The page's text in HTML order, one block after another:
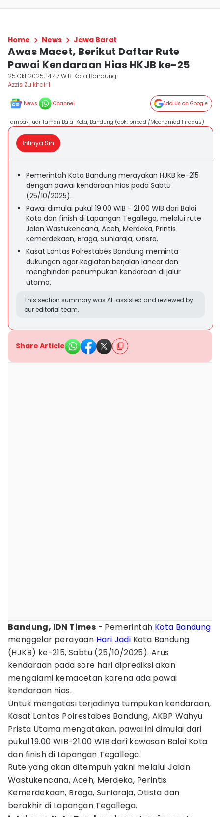
Home News Jawa Barat
Awas Macet, Berikut Daftar Rute
Pawai Kendaraan Hias HKJB ke-25
25 Okt 2025, 14:47 WIB Kota Bandung
Azzis Zulkhairil
News Channel Add Us on Google
Tampak luar Taman Balai Kota, Bandung (dok. pribadi/Mochamad Firdaus)
Intinya Sih
Pemerintah Kota Bandung merayakan HJKB ke-215
dengan pawai kendaraan hias pada Sabtu
(25/10/2025).
Pawai dimulai pukul 19.00 WIB - 21.00 WIB dari Balai
Kota dan finish di Lapangan Tegallega, melalui rute
Jalan Wastukencana, Aceh, Merdeka, Printis
Kemerdekaan, Braga, Suniaraja, Otista.
Kasat Lantas Polrestabes Bandung meminta
dukungan agar kegiatan berjalan lancar dan
menghindari penumpukan kendaraan di jalur
utama.
This section summary was AI-assisted and reviewed by
our editorial team.
Share Article
Bandung, IDN Times - Pemerintah Kota Bandung
menggelar perayaan Hari Jadi Kota Bandung
(HJKB) ke-215, Sabtu (25/10/2025). Arus
kendaraan pada sore hari diprediksi akan
mengalami kemacetan karena ada pawai
kendaraan hias.
Untuk mengatasi terjadinya tumpukan kendaraan,
Kasat Lantas Polrestabes Bandung, AKBP Wahyu
Prista Utama mengatakan, pawai ini dimulai dari
pukul 19.00 WIB-21.00 WIB dari kawasan Balai Kota
dan finish di Lapangan Tegallega.
Rute yang akan ditempuh yakni melalui Jalan
Wastukencana, Aceh, Merdeka, Perintis
Kemerdekaan, Braga, Suniaraja, Otista dan
berakhir di Lapangan Tegallega.